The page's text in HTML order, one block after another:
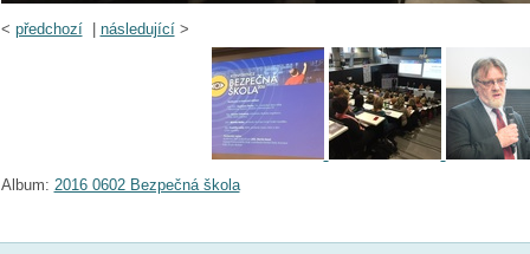
< předchozí| následující>
Album: 2016 0602 Bezpečná škola